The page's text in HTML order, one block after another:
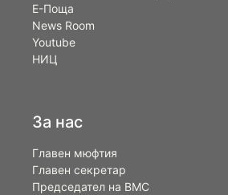
Е-Поща
News Room
Youtube
НИЦ
За нас
Главен мюфтия
Главен секретар
Председател на ВМС